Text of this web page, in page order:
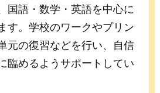
国語・数学・英語を中心に
す。学校のワークやプリン
元の復習などを行い、自信
臨めるようサポートしてい